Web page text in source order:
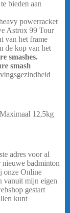
bieden aan
powerracket
Astrox 99 Tour
van het frame
de kop van het
smashes.
smash
Maximaal 12,5kg
adres voor al
nieuwe badminton
onze Online
vanuit mijn eigen
gestart
kunt